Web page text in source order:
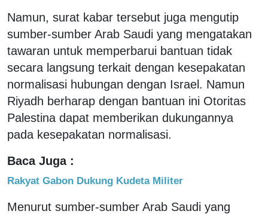
Namun, surat kabar tersebut juga mengutip
sumber-sumber Arab Saudi yang mengatakan
tawaran untuk memperbarui bantuan tidak
secara langsung terkait dengan kesepakatan
normalisasi hubungan dengan Israel. Namun
Riyadh berharap dengan bantuan ini Otoritas
Palestina dapat memberikan dukungannya
pada kesepakatan normalisasi.
Baca Juga :
Rakyat Gabon Dukung Kudeta Militer
Menurut sumber-sumber Arab Saudi yang